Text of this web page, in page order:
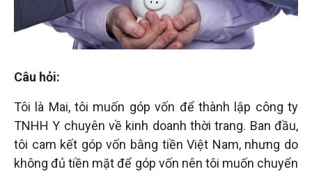
hữu
Câu hỏi:
Tôi là Mai, tôi muốn góp vốn để thành lập công ty
TNHH Y chuyên về kinh doanh thời trang. Ban đầu,
tôi cam kết góp vốn bằng tiền Việt Nam, nhưng do
không đủ tiền mặt để góp vốn nên tôi muốn chuyển